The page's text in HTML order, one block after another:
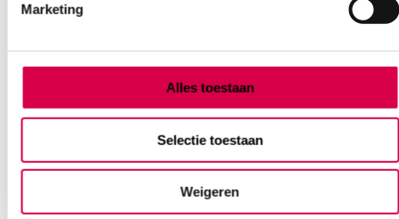
Marketing
Alles toestaan
Selectie toestaan
Weigeren
incl. BTW
Diagnostiek
Instrumentarium